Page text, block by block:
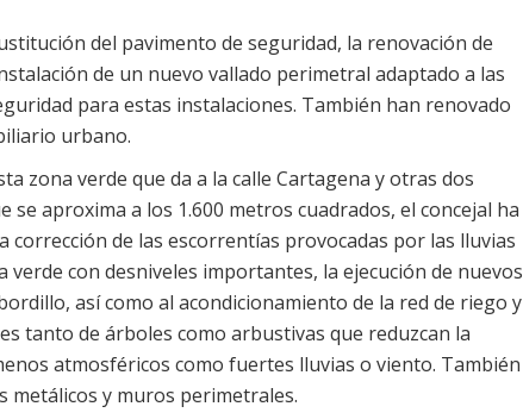
del pavimento de seguridad, la renovación de
de un nuevo vallado perimetral adaptado a las
para estas instalaciones. También han renovado
urbano.
zona verde que da a la calle Cartagena y otras dos
se aproxima a los 1.600 metros cuadrados, el concejal ha
corrección de las escorrentías provocadas por las lluvias
con desniveles importantes, la ejecución de nuevos
así como al acondicionamiento de la red de riego y
tanto de árboles como arbustivas que reduzcan la
atmosféricos como fuertes lluvias o viento. También
metálicos y muros perimetrales.